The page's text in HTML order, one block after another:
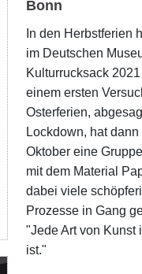
Bonn
In den Herbstferien
im Deutschen
Kulturrucksack
einem ersten
Osterferien,
Lockdown, hat
Oktober eine
mit dem Material
dabei viele
Prozesse in Gang
"Jede Art von Kunst
ist."